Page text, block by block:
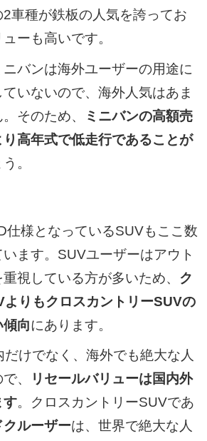
2車種が鉄板の人気を誇ってお
ーも高いです。
バンは海外ユーザーの用途に
いないので、海外人気はあま
そのため、
ミニバンの高額売
高年式で低走行であることが
。
仕様となっているSUVもここ数
ます。SUVユーザーはアウト
視している方が多いため、 ク
よりもクロスカントリーSUVの
向にあります。
だけでなく、海外でも絶大な人
、
リセールバリューは国内外
す。クロスカントリーSUVであ
クルーザーは、世界で絶大な人